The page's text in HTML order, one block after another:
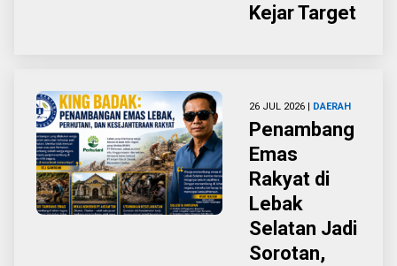
Kejar Target
26 JUL 2026 | DAERAH
Penambang
Emas
Rakyat di
Lebak
Selatan Jadi
Sorotan,